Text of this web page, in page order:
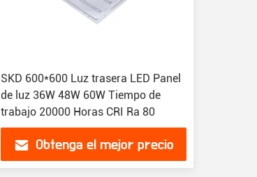
SKD 600*600 Luz trasera LED Panel
de luz 36W 48W 60W Tiempo de
trabajo 20000 Horas CRI Ra 80
Obtenga el mejor precio